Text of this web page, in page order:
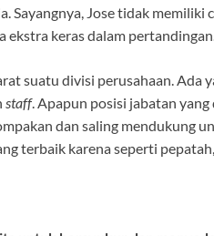
Sayangnya, Jose tidak
ekstra keras dalam
suatu divisi perusahaan. Ada
staff. Apapun posisi jabatan
dan saling mendukung
terbaik karena seperti pepatah,